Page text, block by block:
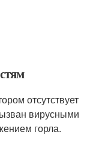
отсутствует
вирусными
горла.